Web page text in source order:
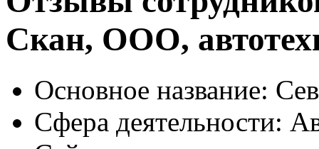
Скан, ООО,
Основное название:
Сфера деятельности: